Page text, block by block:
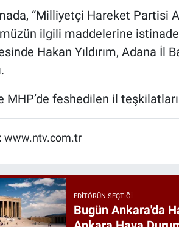
“Milliyetçi Hareket Partisi
ilgili maddelerine
Hakan Yıldırım, Adana İl
MHP’de feshedilen il
www.ntv.com.tr
EDITÖRÜN SEÇTIĞI
Bugün Ankara'da